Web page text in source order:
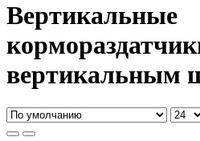
Вертикальные
вертикальным